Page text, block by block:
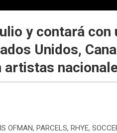
y contará con
Unidos,
artistas
OFMAN, PARCELS, RHYE,